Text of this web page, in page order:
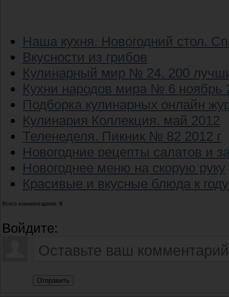
Наша кухня. Новогодний стол.
Вкусности из грибов
Кулинарный мир № 24. 200
Кухни народов мира № 6 ноябрь
Подборка кулинарных онлайн
Кулинария Коллекция. май 2012
Теленеделя. Пикник № 82 2012 г
Новогодние рецепты салатов и
Новогоднее меню на скорую руку
Красивые и вкусные блюда к
Всего комментариев: 0
Войдите:
Отправить